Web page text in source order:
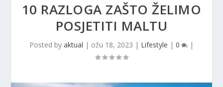
10 RAZLOGA ZAŠTO ŽELIMO
POSJETITI MALTU
Posted by aktual | ožu 18, 2023 | Lifestyle | 0 |